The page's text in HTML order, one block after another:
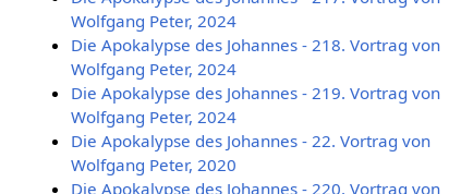
Wolfgang Peter, 2024
Die Apokalypse des Johannes - 218. Vortrag von
Wolfgang Peter, 2024
Die Apokalypse des Johannes - 219. Vortrag von
Wolfgang Peter, 2024
Die Apokalypse des Johannes - 22. Vortrag von
Wolfgang Peter, 2020
Die Apokalypse des Johannes - 220. Vortrag von